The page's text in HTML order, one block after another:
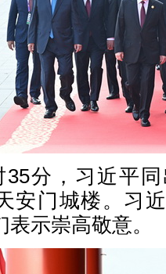
35分，习近平
安门城楼。习
示崇高敬意。